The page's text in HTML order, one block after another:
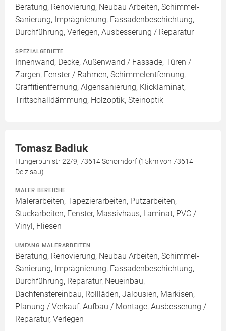
Beratung, Renovierung, Neubau Arbeiten, Schimmel-
Sanierung, Imprägnierung, Fassadenbeschichtung,
Durchführung, Verlegen, Ausbesserung / Reparatur
SPEZIALGEBIETE
Innenwand, Decke, Außenwand / Fassade, Türen /
Zargen, Fenster / Rahmen, Schimmelentfernung,
Graffitientfernung, Algensanierung, Klicklaminat,
Trittschalldämmung, Holzoptik, Steinoptik
Tomasz Badiuk
Hungerbühlstr 22/9, 73614 Schorndorf (15km von 73614
Deizisau)
MALER BEREICHE
Malerarbeiten, Tapezierarbeiten, Putzarbeiten,
Stuckarbeiten, Fenster, Massivhaus, Laminat, PVC /
Vinyl, Fliesen
UMFANG MALERARBEITEN
Beratung, Renovierung, Neubau Arbeiten, Schimmel-
Sanierung, Imprägnierung, Fassadenbeschichtung,
Durchführung, Reparatur, Neueinbau,
Dachfenstereinbau, Rollläden, Jalousien, Markisen,
Planung / Verkauf, Aufbau / Montage, Ausbesserung /
Reparatur, Verlegen